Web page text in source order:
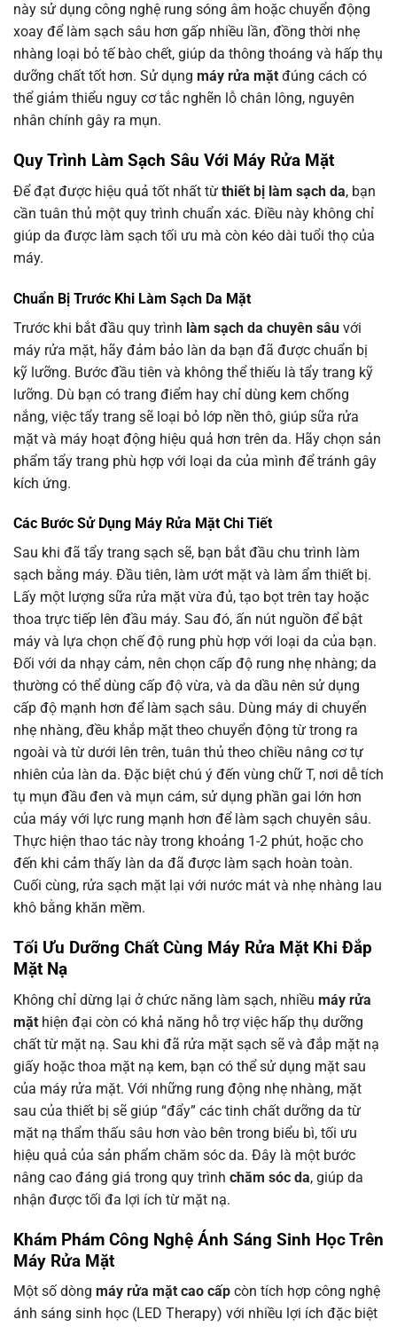
này sử dụng công nghệ rung sóng âm hoặc chuyển động
xoay để làm sạch sâu hơn gấp nhiều lần, đồng thời nhẹ
nhàng loại bỏ tế bào chết, giúp da thông thoáng và hấp thụ
dưỡng chất tốt hơn. Sử dụng máy rửa mặt đúng cách có
thể giảm thiểu nguy cơ tắc nghẽn lỗ chân lông, nguyên
nhân chính gây ra mụn.
Quy Trình Làm Sạch Sâu Với Máy Rửa Mặt
Để đạt được hiệu quả tốt nhất từ thiết bị làm sạch da, bạn
cần tuân thủ một quy trình chuẩn xác. Điều này không chỉ
giúp da được làm sạch tối ưu mà còn kéo dài tuổi thọ của
máy.
Chuẩn Bị Trước Khi Làm Sạch Da Mặt
Trước khi bắt đầu quy trình làm sạch da chuyên sâu với
máy rửa mặt, hãy đảm bảo làn da bạn đã được chuẩn bị
kỹ lưỡng. Bước đầu tiên và không thể thiếu là tẩy trang kỹ
lưỡng. Dù bạn có trang điểm hay chỉ dùng kem chống
nắng, việc tẩy trang sẽ loại bỏ lớp nền thô, giúp sữa rửa
mặt và máy hoạt động hiệu quả hơn trên da. Hãy chọn sản
phẩm tẩy trang phù hợp với loại da của mình để tránh gây
kích ứng.
Các Bước Sử Dụng Máy Rửa Mặt Chi Tiết
Sau khi đã tẩy trang sạch sẽ, bạn bắt đầu chu trình làm
sạch bằng máy. Đầu tiên, làm ướt mặt và làm ẩm thiết bị.
Lấy một lượng sữa rửa mặt vừa đủ, tạo bọt trên tay hoặc
thoa trực tiếp lên đầu máy. Sau đó, ấn nút nguồn để bật
máy và lựa chọn chế độ rung phù hợp với loại da của bạn.
Đối với da nhạy cảm, nên chọn cấp độ rung nhẹ nhàng; da
thường có thể dùng cấp độ vừa, và da dầu nên sử dụng
cấp độ mạnh hơn để làm sạch sâu. Dùng máy di chuyển
nhẹ nhàng, đều khắp mặt theo chuyển động từ trong ra
ngoài và từ dưới lên trên, tuân thủ theo chiều nâng cơ tự
nhiên của làn da. Đặc biệt chú ý đến vùng chữ T, nơi dễ tích
tụ mụn đầu đen và mụn cám, sử dụng phần gai lớn hơn
của máy với lực rung mạnh hơn để làm sạch chuyên sâu.
Thực hiện thao tác này trong khoảng 1-2 phút, hoặc cho
đến khi cảm thấy làn da đã được làm sạch hoàn toàn.
Cuối cùng, rửa sạch mặt lại với nước mát và nhẹ nhàng lau
khô bằng khăn mềm.
Tối Ưu Dưỡng Chất Cùng Máy Rửa Mặt Khi Đắp
Mặt Nạ
Không chỉ dừng lại ở chức năng làm sạch, nhiều máy rửa
mặt hiện đại còn có khả năng hỗ trợ việc hấp thụ dưỡng
chất từ mặt nạ. Sau khi đã rửa mặt sạch sẽ và đắp mặt nạ
giấy hoặc thoa mặt nạ kem, bạn có thể sử dụng mặt sau
của máy rửa mặt. Với những rung động nhẹ nhàng, mặt
sau của thiết bị sẽ giúp “đẩy” các tinh chất dưỡng da từ
mặt nạ thẩm thấu sâu hơn vào bên trong biểu bì, tối ưu
hiệu quả của sản phẩm chăm sóc da. Đây là một bước
nâng cao đáng giá trong quy trình chăm sóc da, giúp da
nhận được tối đa lợi ích từ mặt nạ.
Khám Phám Công Nghệ Ánh Sáng Sinh Học Trên
Máy Rửa Mặt
Một số dòng máy rửa mặt cao cấp còn tích hợp công nghệ
ánh sáng sinh học (LED Therapy) với nhiều lợi ích đặc biệt